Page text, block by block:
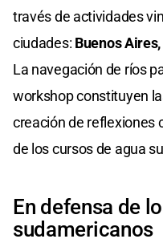
través de actividades
ciudades: Buenos Aires,
La navegación de ríos
workshop constituyen
creación de reflexiones
de los cursos de agua
En defensa de
sudamericanos